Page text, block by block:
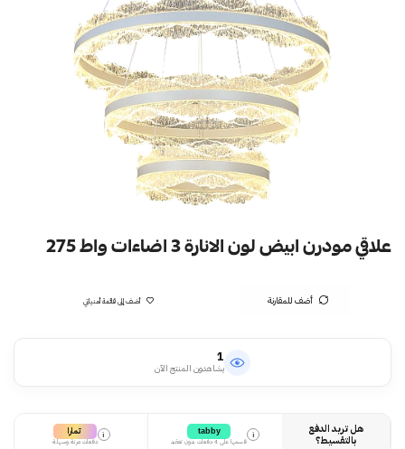
علاقي مودرن ابيض لون الانارة 3 اضاءات واط 275
أضف للمقارنة أضف إلى قائمة أمنياتي
1
يشاهدون المنتج الآن
هل تريد الدفع
بالتقسيط؟
i
tabby
قسمها على 4 دفعات بدون تعقيد
i تمارا
دفعات مرنة وسهلة